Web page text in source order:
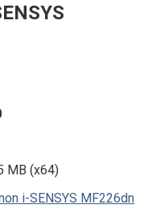
MB (x64)
i-SENSYS MF226dn